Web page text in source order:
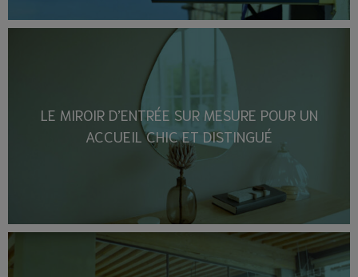
LE MIROIR D’ENTRÉE SUR MESURE POUR UN
ACCUEIL CHIC ET DISTINGUÉ